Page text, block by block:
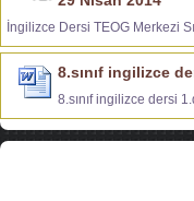
İngilizce Dersi TEOG Merkezi
8.sınıf ingilizce
8.sınıf ingilizce dersi